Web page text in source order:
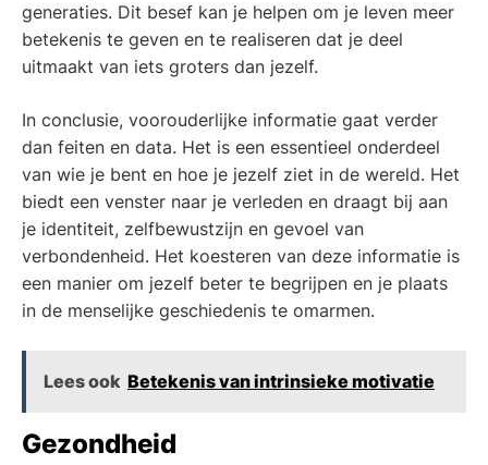
generaties. Dit besef kan je helpen om je leven meer
betekenis te geven en te realiseren dat je deel
uitmaakt van iets groters dan jezelf.
In conclusie, voorouderlijke informatie gaat verder
dan feiten en data. Het is een essentieel onderdeel
van wie je bent en hoe je jezelf ziet in de wereld. Het
biedt een venster naar je verleden en draagt bij aan
je identiteit, zelfbewustzijn en gevoel van
verbondenheid. Het koesteren van deze informatie is
een manier om jezelf beter te begrijpen en je plaats
in de menselijke geschiedenis te omarmen.
Lees ook Betekenis van intrinsieke motivatie
Gezondheid